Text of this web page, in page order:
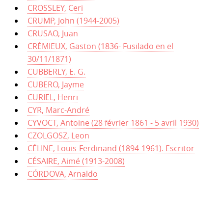
CROSSLEY, Ceri
CRUMP, John (1944-2005)
CRUSAO, Juan
CRÉMIEUX, Gaston (1836- Fusilado en el
30/11/1871)
CUBBERLY, E. G.
CUBERO, Jayme
CURIEL, Henri
CYR, Marc-André
CYVOCT, Antoine (28 février 1861 - 5 avril 1930)
CZOLGOSZ, Leon
CÉLINE, Louis-Ferdinand (1894-1961). Escritor
CÉSAIRE, Aimé (1913-2008)
CÓRDOVA, Arnaldo